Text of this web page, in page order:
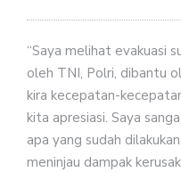
“Saya melihat evakuasi
oleh TNI, Polri, dibantu
kira kecepatan-
kita apresiasi. Saya
apa yang sudah
meninjau dampak